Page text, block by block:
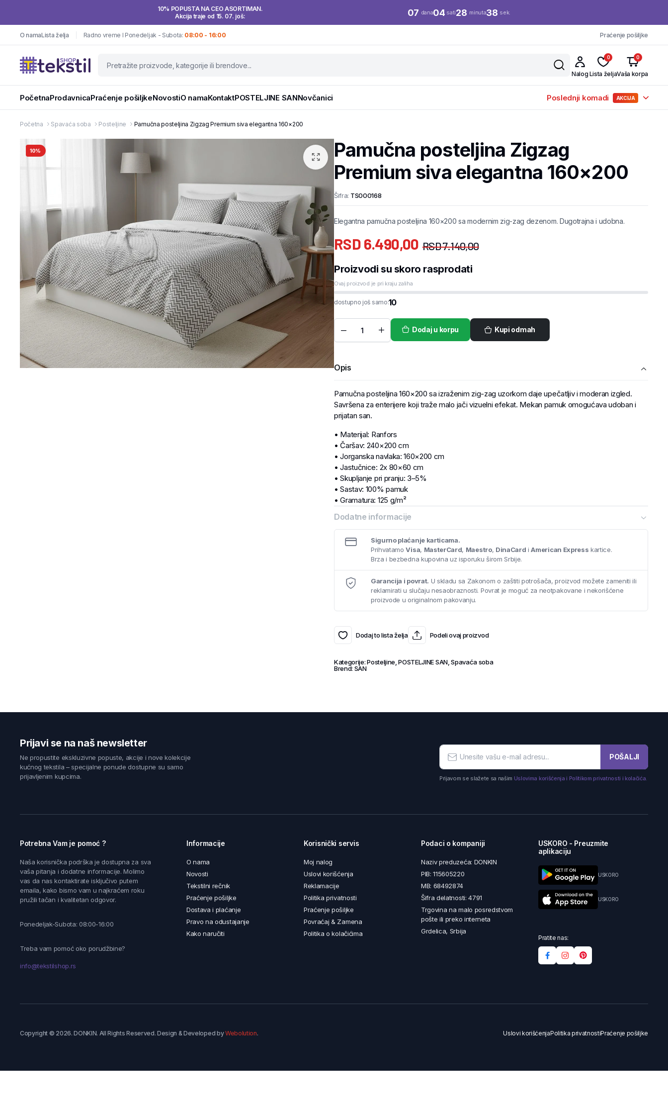
10% POPUSTA NA CEO ASORTIMAN.
Akcija traje od 15. 07. još:
07 dana04 sati28 minuta38 sek.
O namaLista želja Radno vreme I Ponedeljak - Subota: 08:00 - 16:00 Praćenje pošiljke
Nalog
0
Lista želja
0
Vaša korpa
PočetnaProdavnicaPraćenje pošiljkeNovostiO namaKontaktPOSTELJINE SANNovčanici Poslednji komadi AKCIJA
Početna Spavaća soba Posteljine Pamučna posteljina Zigzag Premium siva elegantna 160×200
10%
Pamučna posteljina Zigzag
Premium siva elegantna 160×200
Šifra: TS000168
Elegantna pamučna posteljina 160×200 sa modernim zig-zag dezenom. Dugotrajna i udobna.
RSD7.140,00
RSD6.490,00
Proizvodi su skoro rasprodati
Ovaj proizvod je pri kraju zaliha
dostupno još samo:10
Dodaj u korpu Kupi odmah
Opis
Pamučna posteljina 160×200 sa izraženim zig-zag uzorkom daje upečatljiv i moderan izgled.
Savršena za enterijere koji traže malo jači vizuelni efekat. Mekan pamuk omogućava udoban i
prijatan san.
• Materijal: Ranfors
• Čaršav: 240×200 cm
• Jorganska navlaka: 160×200 cm
• Jastučnice: 2x 80×60 cm
• Skupljanje pri pranju: 3–5%
• Sastav: 100% pamuk
• Gramatura: 125 g/m²
Dodatne informacije
Sigurno plaćanje karticama.
PrihvatamoVisa, MasterCard, Maestro, DinaCard iAmerican Express kartice.
Brza i bezbedna kupovina uz isporuku širom Srbije.
Garancija i povrat. U skladu sa Zakonom o zaštiti potrošača, proizvod možete zameniti ili
reklamirati u slučaju nesaobraznosti. Povrat je moguć za neotpakovane i nekorišćene
proizvode u originalnom pakovanju.
Dodaj to lista želja Podeli ovaj proizvod
Kategorije:Posteljine ,POSTELJINE SAN,Spavaća soba
Brend: SAN
Prijavi se na naš newsletter
Ne propustite ekskluzivne popuste, akcije i nove kolekcije
kućnog tekstila – specijalne ponude dostupne su samo
prijavljenim kupcima.
POŠALJI
Prijavom se slažete sa našim Uslovima korišćenja i Politikom privatnosti i kolačića.
Potrebna Vam je pomoć ?
Naša korisnička podrška je dostupna za sva
vaša pitanja i dodatne informacije. Molimo
vas da nas kontaktirate isključivo putem
emaila, kako bismo vam u najkraćem roku
pružili tačan i kvalitetan odgovor.
Ponedeljak-Subota: 08:00-16:00
Treba vam pomoć oko porudžbine?
info@tekstilshop.rs
Informacije
O nama
Novosti
Tekstilni rečnik
Praćenje pošiljke
Dostava i plaćanje
Pravo na odustajanje
Kako naručiti
Korisnički servis
Moj nalog
Uslovi korišćenja
Reklamacije
Politika privatnosti
Praćenje pošiljke
Povraćaj & Zamena
Politika o kolačićima
Podaci o kompaniji
Naziv preduzeća: DONKIN
PIB: 115605220
MB: 68492874
Šifra delatnosti: 4791
Trgovina na malo posredstvom
pošte ili preko interneta
Grdelica, Srbija
USKORO - Preuzmite
aplikaciju
USKORO
USKORO
Pratite nas:
Copyright © 2026. DONKIN. All Rights Reserved. Design & Developed byWebolution. Uslovi korišćenjaPolitika privatnostiPraćenje pošiljke